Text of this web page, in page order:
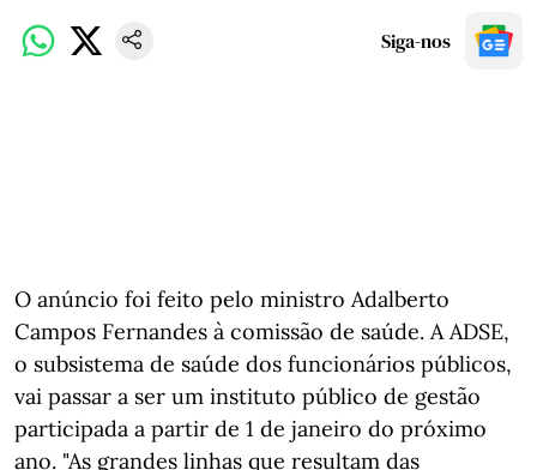
Siga-nos
O anúncio foi feito pelo ministro Adalberto
Campos Fernandes à comissão de saúde. A ADSE,
o subsistema de saúde dos funcionários públicos,
vai passar a ser um instituto público de gestão
participada a partir de 1 de janeiro do próximo
ano. "As grandes linhas que resultam das